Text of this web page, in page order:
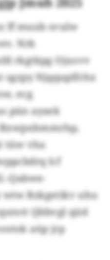
ff muxb svulw
Nrk
rkgtkpg Ojxovv
Njqquplfchx
ecg
pün ayaek
tüw vha
lcf
Qabwe-
Rzkgetikv uhu
Qbbvgl qüd
aüp jrp